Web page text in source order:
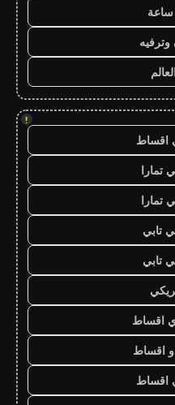
!
اقساط
تمارا
تمارا
تابي
تابي
اقساط
اقساط
اقساط